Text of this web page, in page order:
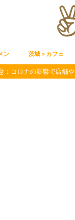
ン 茨城＞カフェ
：コロナの影響で店舗